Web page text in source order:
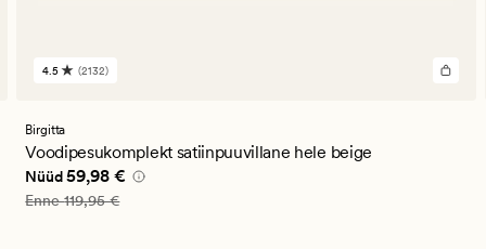
2132
hinnanguga
4.5
4.5 (2132)
Birgitta
Voodipesukomplekt satiinpuuvillane hele beige
Nåværende pris_ee
Nüüd 59,98 €
Vanlig pris_ee
Enne119,95 €